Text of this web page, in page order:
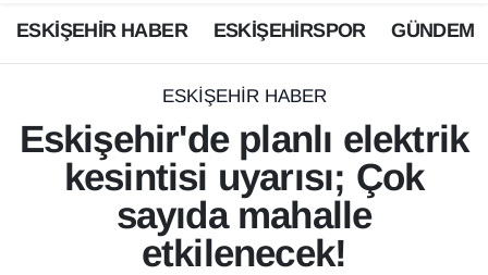
ESKİŞEHİR HABER ESKİŞEHİRSPOR GÜNDEM
ESKİŞEHİR HABER
Eskişehir'de planlı elektrik
kesintisi uyarısı; Çok
sayıda mahalle
etkilenecek!
GÜNDEM
Süper Lig Puan Durumu ve Fikstür
Tüm Manşetler
Son Dakika Haberleri
Haber Arşivi